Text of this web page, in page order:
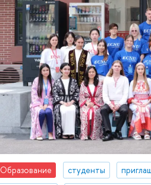
Образование студенты